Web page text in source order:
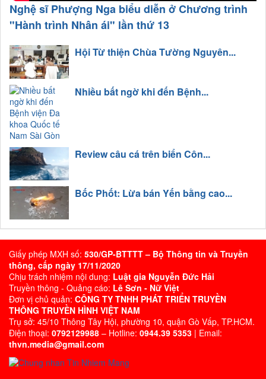
Nghệ sĩ Phượng Nga biểu diễn ở Chương trình
"Hành trình Nhân ái" lần thứ 13
Hội Từ thiện Chùa Tường Nguyên...
Nhiều bất ngờ khi đến Bệnh...
Review câu cá trên biển Côn...
Bốc Phốt: Lừa bán Yến bằng cao...
Giấy phép MXH số: 530/GP-BTTTT – Bộ Thông tin và Truyền
thông, cấp ngày 17/11/2020
Chịu trách nhiệm nội dung: Luật gia Nguyễn Đức Hải
Truyền thông - Quảng cáo: Lê Sơn - Nữ Việt
Đơn vị chủ quản: CÔNG TY TNHH PHÁT TRIỂN TRUYỀN
THÔNG TRUYỀN HÌNH VIỆT NAM
Trụ sở: 45/10 Thông Tây Hội, phường 10, quận Gò Vấp, TP.HCM.
Điện thoại: 0792129988 – Hotline: 0944.39 5353 | Email:
thvn.media@gmail.com